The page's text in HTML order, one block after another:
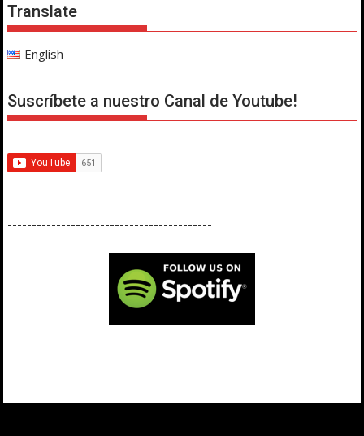
Translate
English
Suscríbete a nuestro Canal de Youtube!
------------------------------------------